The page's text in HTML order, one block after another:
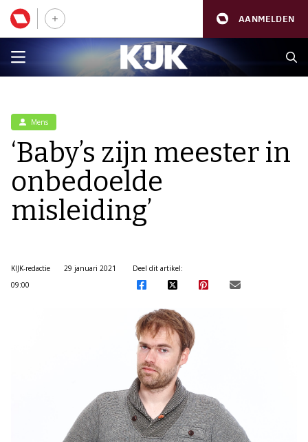
AANMELDEN
Mens
‘Baby’s zijn meester in
onbedoelde
misleiding’
KIJK-redactie
29 januari 2021
09:00
Deel dit artikel: